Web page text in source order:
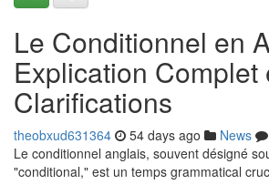
Le Conditionnel en
Explication Complet
Clarifications
theobxud631364 54 days ago News
Le conditionnel anglais, souvent désigné
"conditional," est un temps grammatical